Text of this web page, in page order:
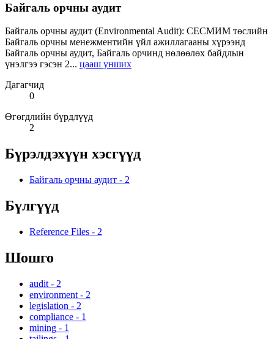
Байгаль орчны аудит
Байгаль орчны аудит (Environmental Audit): СЕСМИМ төслийн
Байгаль орчны менежментийн үйл ажиллагааны хүрээнд
Байгаль орчны аудит, Байгаль орчинд нөлөөлөх байдлын
үнэлгээ гэсэн 2... цааш унших
Дагагчид
0
Өгөгдлийн бүрдлүүд
2
Бүрэлдэхүүн хэсгүүд
Байгаль орчны аудит - 2
Бүлгүүд
Reference Files - 2
Шошго
audit - 2
environment - 2
legislation - 2
compliance - 1
mining - 1